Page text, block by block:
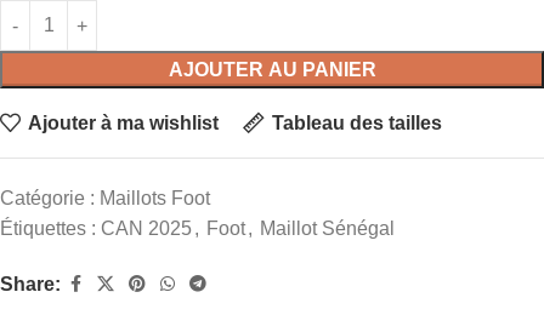
AJOUTER AU PANIER
Ajouter à ma wishlist Tableau des tailles
Catégorie : Maillots Foot
Étiquettes : CAN 2025, Foot, Maillot Sénégal
Share: